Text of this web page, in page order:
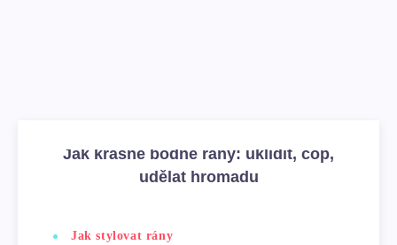
Jak krásně bodne rány: uklidit, cop,
udělat hromadu
Jak stylovat rány